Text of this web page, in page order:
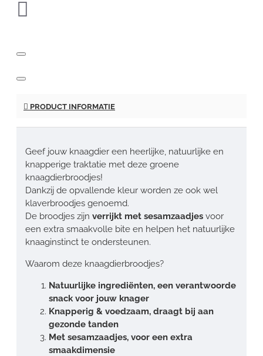
PRODUCT INFORMATIE
Geef jouw knaagdier een heerlijke, natuurlijke en
knapperige traktatie met deze groene
knaagdierbroodjes!
Dankzij de opvallende kleur worden ze ook wel
klaverbroodjes genoemd.
De broodjes zijn verrijkt met sesamzaadjes voor
een extra smaakvolle bite en helpen het natuurlijke
knaaginstinct te ondersteunen.
Waarom deze knaagdierbroodjes?
Natuurlijke ingrediënten, een verantwoorde
snack voor jouw knager
Knapperig & voedzaam, draagt bij aan
gezonde tanden
Met sesamzaadjes, voor een extra
smaakdimensie